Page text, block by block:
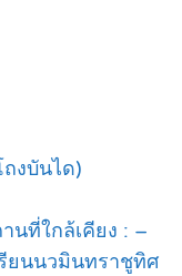
งบันได)
นที่ใกล้เคียง : –
ยนนวมินทราชูทิศ